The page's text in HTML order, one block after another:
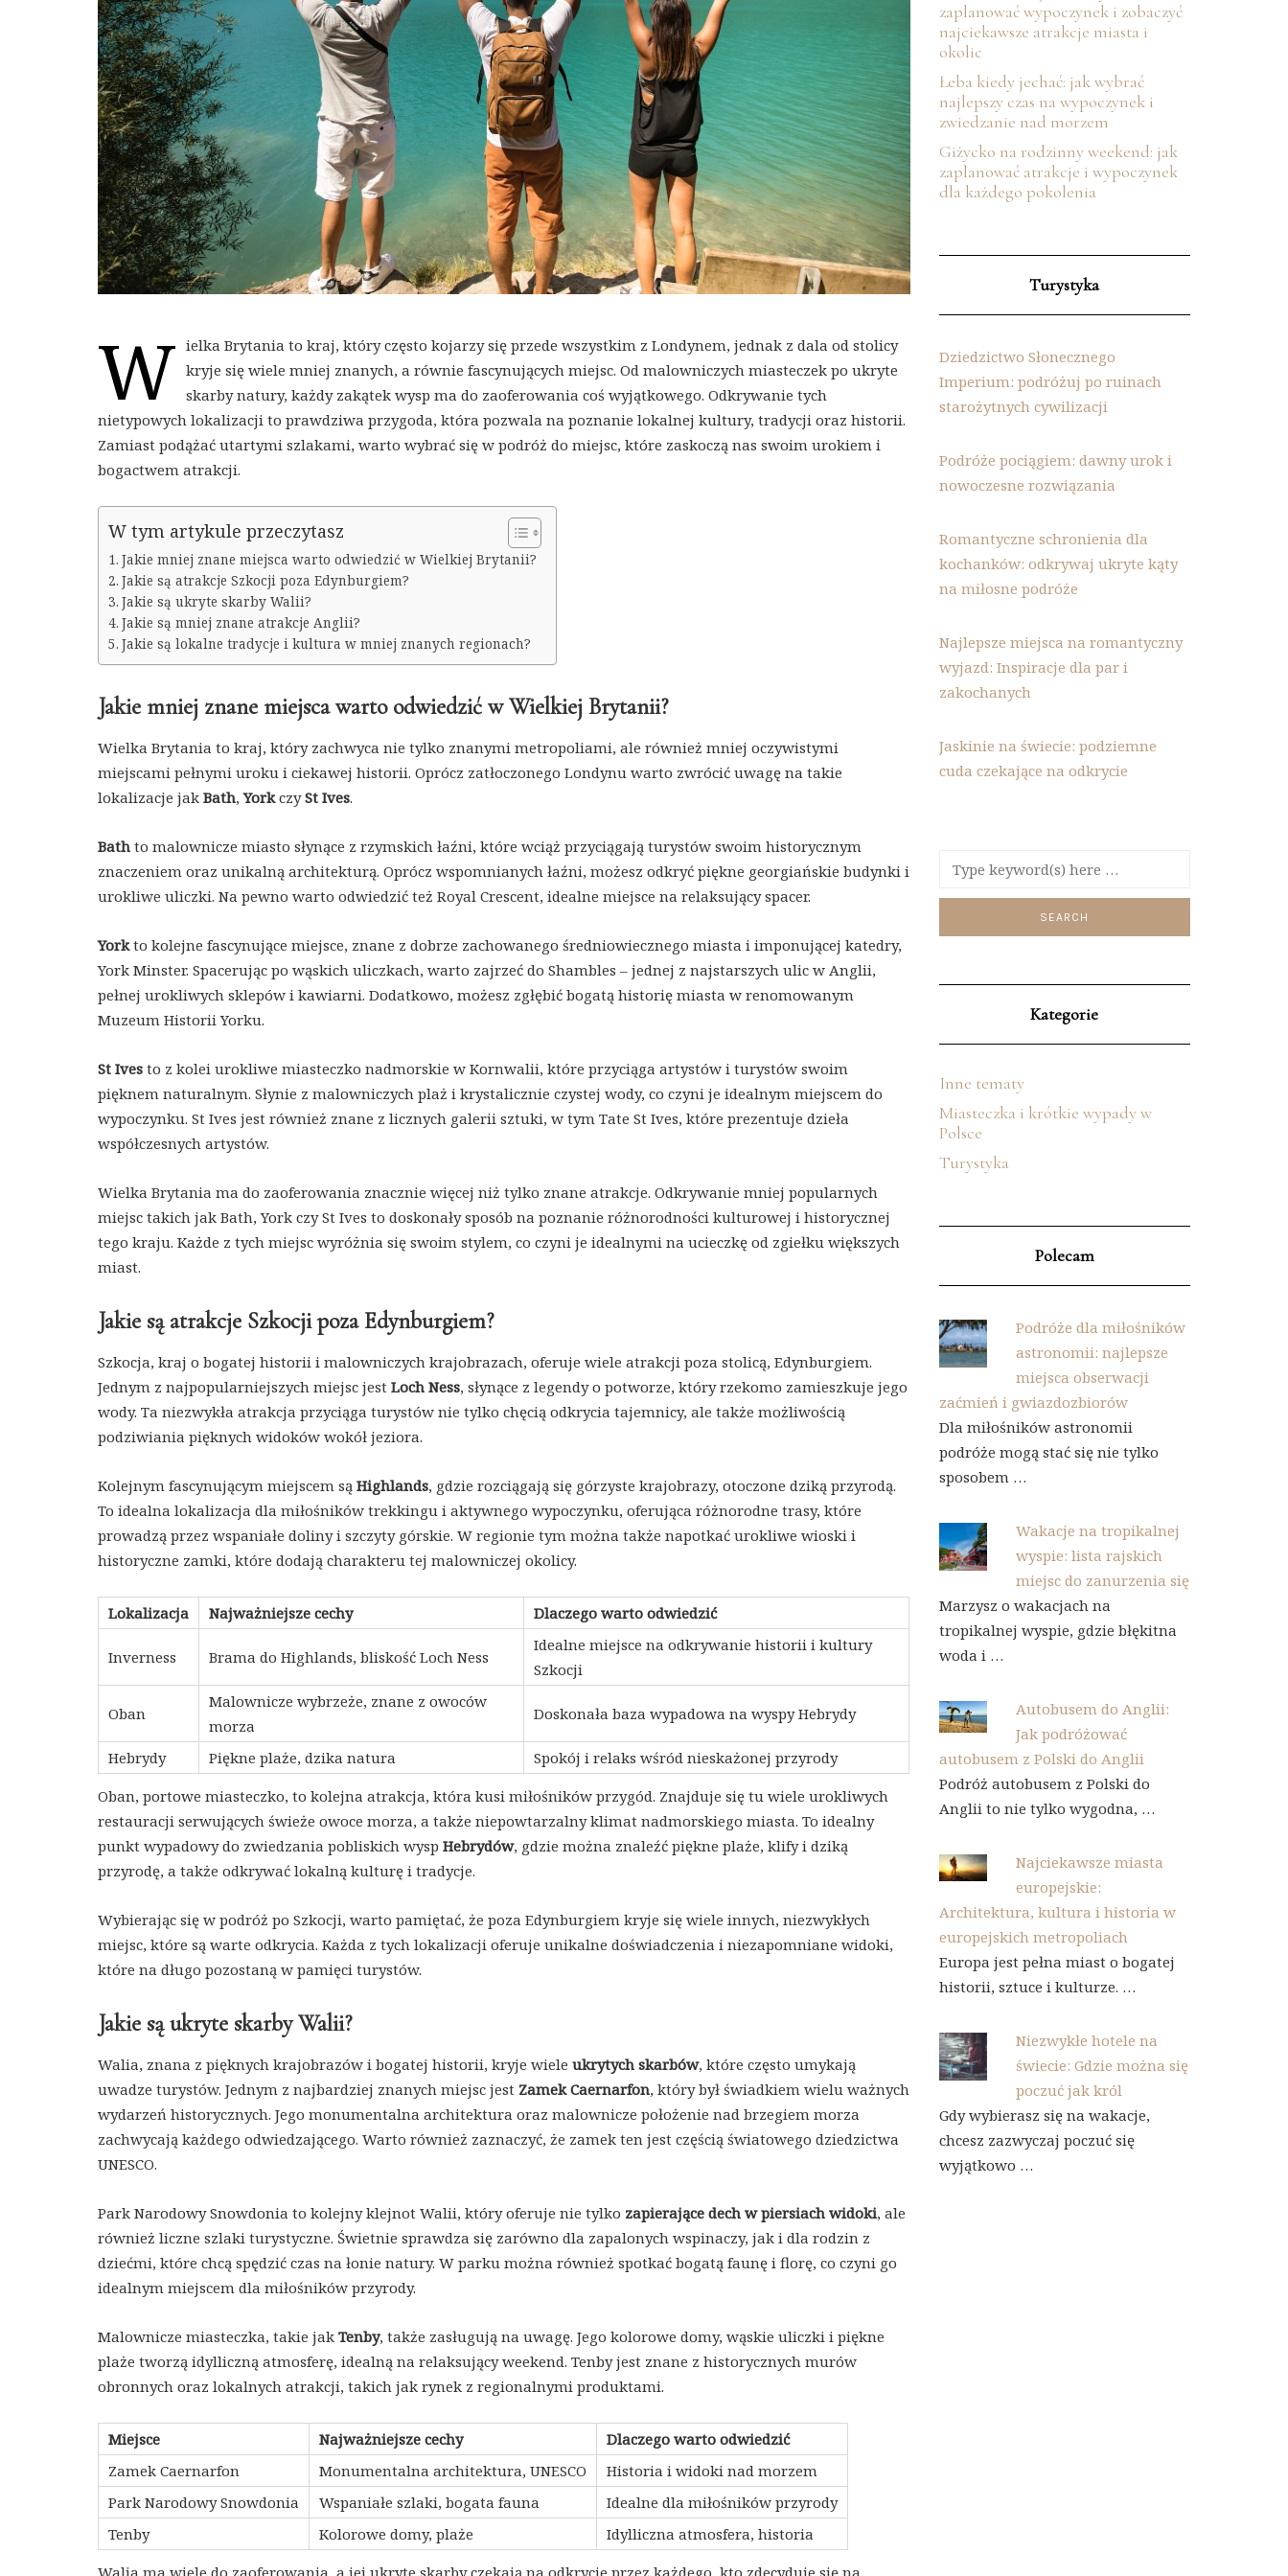
W ielka Brytania to kraj, który często kojarzy się przede wszystkim z Londynem, jednak z dala od stolicy
kryje się wiele mniej znanych, a równie fascynujących miejsc. Od malowniczych miasteczek po ukryte
skarby natury, każdy zakątek wysp ma do zaoferowania coś wyjątkowego. Odkrywanie tych
nietypowych lokalizacji to prawdziwa przygoda, która pozwala na poznanie lokalnej kultury, tradycji oraz historii.
Zamiast podążać utartymi szlakami, warto wybrać się w podróż do miejsc, które zaskoczą nas swoim urokiem i
bogactwem atrakcji.
W tym artykule przeczytasz
Jakie mniej znane miejsca warto odwiedzić w Wielkiej Brytanii?
Jakie są atrakcje Szkocji poza Edynburgiem?
Jakie są ukryte skarby Walii?
Jakie są mniej znane atrakcje Anglii?
Jakie są lokalne tradycje i kultura w mniej znanych regionach?
Jakie mniej znane miejsca warto odwiedzić w Wielkiej Brytanii?
Wielka Brytania to kraj, który zachwyca nie tylko znanymi metropoliami, ale również mniej oczywistymi
miejscami pełnymi uroku i ciekawej historii. Oprócz zatłoczonego Londynu warto zwrócić uwagę na takie
lokalizacje jak Bath,YorkczySt Ives.
Bath to malownicze miasto słynące z rzymskich łaźni, które wciąż przyciągają turystów swoim historycznym
znaczeniem oraz unikalną architekturą. Oprócz wspomnianych łaźni, możesz odkryć piękne georgiańskie budynki i
urokliwe uliczki. Na pewno warto odwiedzić też Royal Crescent, idealne miejsce na relaksujący spacer.
Yorkto kolejne fascynujące miejsce, znane z dobrze zachowanego średniowiecznego miasta i imponującej katedry,
York Minster. Spacerując po wąskich uliczkach, warto zajrzeć do Shambles – jednej z najstarszych ulic w Anglii,
pełnej urokliwych sklepów i kawiarni. Dodatkowo, możesz zgłębić bogatą historię miasta w renomowanym
Muzeum Historii Yorku.
St Ives to z kolei urokliwe miasteczko nadmorskie w Kornwalii, które przyciąga artystów i turystów swoim
pięknem naturalnym. Słynie z malowniczych plaż i krystalicznie czystej wody, co czyni je idealnym miejscem do
wypoczynku. St Ives jest również znane z licznych galerii sztuki, w tym Tate St Ives, które prezentuje dzieła
współczesnych artystów.
Wielka Brytania ma do zaoferowania znacznie więcej niż tylko znane atrakcje. Odkrywanie mniej popularnych
miejsc takich jak Bath, York czy St Ives to doskonały sposób na poznanie różnorodności kulturowej i historycznej
tego kraju. Każde z tych miejsc wyróżnia się swoim stylem, co czyni je idealnymi na ucieczkę od zgiełku większych
miast.
Jakie są atrakcje Szkocji poza Edynburgiem?
Szkocja, kraj o bogatej historii i malowniczych krajobrazach, oferuje wiele atrakcji poza stolicą, Edynburgiem.
Jednym z najpopularniejszych miejsc jest Loch Ness, słynące z legendy o potworze, który rzekomo zamieszkuje jego
wody. Ta niezwykła atrakcja przyciąga turystów nie tylko chęcią odkrycia tajemnicy, ale także możliwością
podziwiania pięknych widoków wokół jeziora.
Kolejnym fascynującym miejscem są Highlands, gdzie rozciągają się górzyste krajobrazy, otoczone dziką przyrodą.
To idealna lokalizacja dla miłośników trekkingu i aktywnego wypoczynku, oferująca różnorodne trasy, które
prowadzą przez wspaniałe doliny i szczyty górskie. W regionie tym można także napotkać urokliwe wioski i
historyczne zamki, które dodają charakteru tej malowniczej okolicy.
Lokalizacja Najważniejsze cechy Dlaczego warto odwiedzić
Inverness Brama do Highlands, bliskość Loch Ness
Idealne miejsce na odkrywanie historii i kultury
Szkocji
Oban
Malownicze wybrzeże, znane z owoców
morza
Doskonała baza wypadowa na wyspy Hebrydy
Hebrydy Piękne plaże, dzika natura
Spokój i relaks wśród nieskażonej przyrody
Oban, portowe miasteczko, to kolejna atrakcja, która kusi miłośników przygód. Znajduje się tu wiele urokliwych
restauracji serwujących świeże owoce morza, a także niepowtarzalny klimat nadmorskiego miasta. To idealny
punkt wypadowy do zwiedzania pobliskich wysp Hebrydów, gdzie można znaleźć piękne plaże, klify i dziką
przyrodę, a także odkrywać lokalną kulturę i tradycje.
Wybierając się w podróż po Szkocji, warto pamiętać, że poza Edynburgiem kryje się wiele innych, niezwykłych
miejsc, które są warte odkrycia. Każda z tych lokalizacji oferuje unikalne doświadczenia i niezapomniane widoki,
które na długo pozostaną w pamięci turystów.
Jakie są ukryte skarby Walii?
Walia, znana z pięknych krajobrazów i bogatej historii, kryje wiele ukrytych skarbów, które często umykają
uwadze turystów. Jednym z najbardziej znanych miejsc jest Zamek Caernarfon, który był świadkiem wielu ważnych
wydarzeń historycznych. Jego monumentalna architektura oraz malownicze położenie nad brzegiem morza
zachwycają każdego odwiedzającego. Warto również zaznaczyć, że zamek ten jest częścią światowego dziedzictwa
UNESCO.
Park Narodowy Snowdonia to kolejny klejnot Walii, który oferuje nie tylko zapierające dech w piersiach widoki, ale
również liczne szlaki turystyczne. Świetnie sprawdza się zarówno dla zapalonych wspinaczy, jak i dla rodzin z
dziećmi, które chcą spędzić czas na łonie natury. W parku można również spotkać bogatą faunę i florę, co czyni go
idealnym miejscem dla miłośników przyrody.
Malownicze miasteczka, takie jak Tenby, także zasługują na uwagę. Jego kolorowe domy, wąskie uliczki i piękne
plaże tworzą idylliczną atmosferę, idealną na relaksujący weekend. Tenby jest znane z historycznych murów
obronnych oraz lokalnych atrakcji, takich jak rynek z regionalnymi produktami.
Miejsce Najważniejsze cechy
Dlaczego warto odwiedzić
Zamek Caernarfon
Monumentalna architektura, UNESCO
Historia i widoki nad morzem
Park Narodowy Snowdonia
Wspaniałe szlaki, bogata fauna
Idealne dla miłośników przyrody
Tenby
Kolorowe domy, plaże
Idylliczna atmosfera, historia
Walia ma wiele do zaoferowania, a jej ukryte skarby czekają na odkrycie przez każdego, kto zdecyduje się na
zaplanować wypoczynek i zobaczyć
najciekawsze atrakcje miasta i
okolic
Łeba kiedy jechać: jak wybrać
najlepszy czas na wypoczynek i
zwiedzanie nad morzem
Giżycko na rodzinny weekend: jak
zaplanować atrakcje i wypoczynek
dla każdego pokolenia
Turystyka
Dziedzictwo Słonecznego
Imperium: podróżuj po ruinach
starożytnych cywilizacji
Podróże pociągiem: dawny urok i
nowoczesne rozwiązania
Romantyczne schronienia dla
kochanków: odkrywaj ukryte kąty
na miłosne podróże
Najlepsze miejsca na romantyczny
wyjazd: Inspiracje dla par i
zakochanych
Jaskinie na świecie: podziemne
cuda czekające na odkrycie
Kategorie
Inne tematy
Miasteczka i krótkie wypady w
Polsce
Turystyka
Polecam
Podróże dla miłośników
astronomii: najlepsze
miejsca obserwacji
zaćmień i gwiazdozbiorów
Dla miłośników astronomii
podróże mogą stać się nie tylko
sposobem …
Wakacje na tropikalnej
wyspie: lista rajskich
miejsc do zanurzenia się
Marzysz o wakacjach na
tropikalnej wyspie, gdzie błękitna
woda i …
Autobusem do Anglii:
Jak podróżować
autobusem z Polski do Anglii
Podróż autobusem z Polski do
Anglii to nie tylko wygodna, …
Najciekawsze miasta
europejskie:
Architektura, kultura i historia w
europejskich metropoliach
Europa jest pełna miast o bogatej
historii, sztuce i kulturze. …
Niezwykłe hotele na
świecie: Gdzie można się
poczuć jak król
Gdy wybierasz się na wakacje,
chcesz zazwyczaj poczuć się
wyjątkowo …